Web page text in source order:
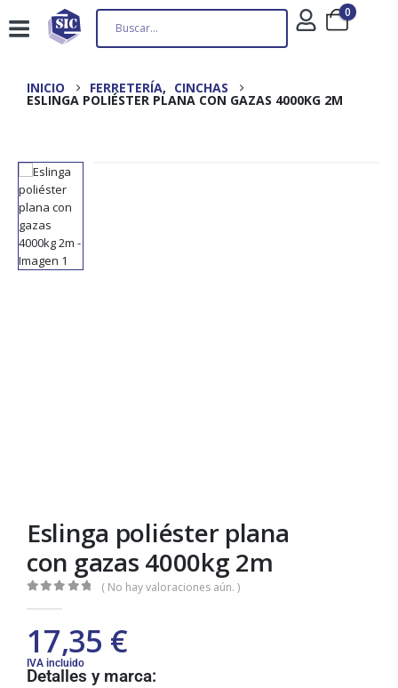
0
INICIO FERRETERÍA, CINCHAS
ESLINGA POLIÉSTER PLANA CON GAZAS 4000KG 2M
Eslinga poliéster plana
con gazas 4000kg 2m
( No hay valoraciones aún. )
17,35 €
IVA incluido
Detalles y marca: